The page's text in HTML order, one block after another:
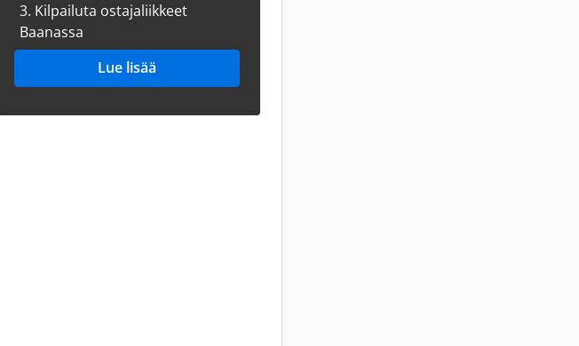
3. Kilpailuta ostajaliikkeet
Baanassa
Lue lisää